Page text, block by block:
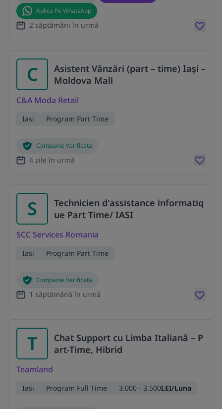
Aplica Pe WhatsApp
2 săptămâni în urmă
C
Asistent Vânzări (part – time) Iași –
Moldova Mall
C&A Moda Retail
Iasi Program Part Time
Companie Verificata
4 zile în urmă
S
Technicien d'assistance informatiq
ue Part Time/ IASI
SCC Services Romania
Iasi Program Part Time
Companie Verificata
1 săptămână în urmă
T
Chat Support cu Limba Italiană – P
art-Time, Hibrid
Teamland
Iasi Program Full Time 3.000 - 3.500LEI/Luna